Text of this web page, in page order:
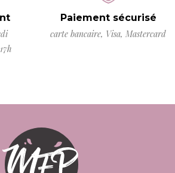
Paiement sécurisé
carte bancaire, Visa, Mastercard